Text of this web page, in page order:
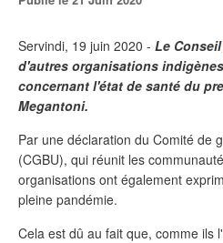
Servindi, 19 juin 2020 - Le Conseil
d'autres organisations
concernant l'état de santé du
Megantoni.
Par une déclaration du Comité de
(CGBU), qui réunit les
organisations ont également
pleine pandémie.
Cela est dû au fait que, comme ils